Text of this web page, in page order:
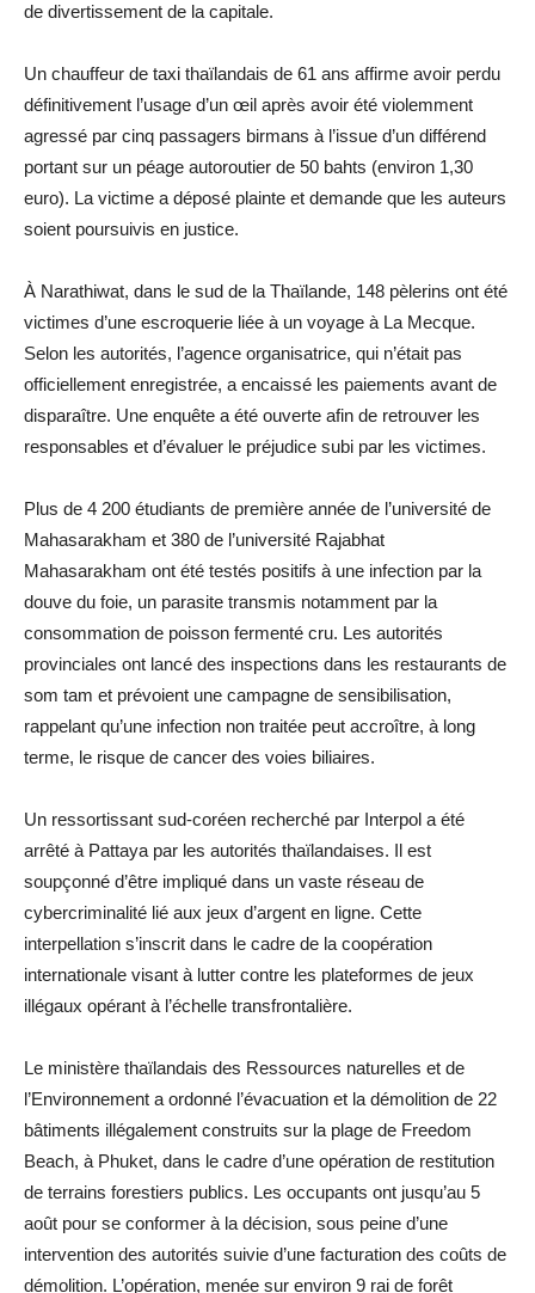
de divertissement de la capitale.
Un chauffeur de taxi thaïlandais de 61 ans affirme avoir perdu
définitivement l’usage d’un œil après avoir été violemment
agressé par cinq passagers birmans à l’issue d’un différend
portant sur un péage autoroutier de 50 bahts (environ 1,30
euro). La victime a déposé plainte et demande que les auteurs
soient poursuivis en justice.
À Narathiwat, dans le sud de la Thaïlande, 148 pèlerins ont été
victimes d’une escroquerie liée à un voyage à La Mecque.
Selon les autorités, l’agence organisatrice, qui n’était pas
officiellement enregistrée, a encaissé les paiements avant de
disparaître. Une enquête a été ouverte afin de retrouver les
responsables et d’évaluer le préjudice subi par les victimes.
Plus de 4 200 étudiants de première année de l’université de
Mahasarakham et 380 de l’université Rajabhat
Mahasarakham ont été testés positifs à une infection par la
douve du foie, un parasite transmis notamment par la
consommation de poisson fermenté cru. Les autorités
provinciales ont lancé des inspections dans les restaurants de
som tam et prévoient une campagne de sensibilisation,
rappelant qu’une infection non traitée peut accroître, à long
terme, le risque de cancer des voies biliaires.
Un ressortissant sud-coréen recherché par Interpol a été
arrêté à Pattaya par les autorités thaïlandaises. Il est
soupçonné d’être impliqué dans un vaste réseau de
cybercriminalité lié aux jeux d’argent en ligne. Cette
interpellation s’inscrit dans le cadre de la coopération
internationale visant à lutter contre les plateformes de jeux
illégaux opérant à l’échelle transfrontalière.
Le ministère thaïlandais des Ressources naturelles et de
l’Environnement a ordonné l’évacuation et la démolition de 22
bâtiments illégalement construits sur la plage de Freedom
Beach, à Phuket, dans le cadre d’une opération de restitution
de terrains forestiers publics. Les occupants ont jusqu’au 5
août pour se conformer à la décision, sous peine d’une
intervention des autorités suivie d’une facturation des coûts de
démolition. L’opération, menée sur environ 9 rai de forêt